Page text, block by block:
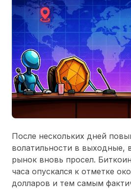
После нескольких дней
волатильности в выходные,
рынок вновь просел.
часа опускался к отметке
долларов и тем самым